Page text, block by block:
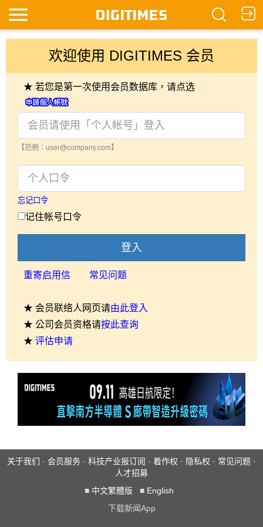
欢迎使用 DIGITIMES 会员
★ 若您是第一次使用会员数据库，请点选
【范例：user@company.com】
忘记口令
记住帐号口令
登入
重寄启用信 常见问题
★ 会员联络人网页请由此登入
★ 公司会员资格请按此查询
★ 评估申请
关于我们 · 会员服务 · 科技产业报订阅 · 着作权 · 隐私权 · 常见问题 ·
人才招募
■ 中文繁體版 ■ English
下载新闻App